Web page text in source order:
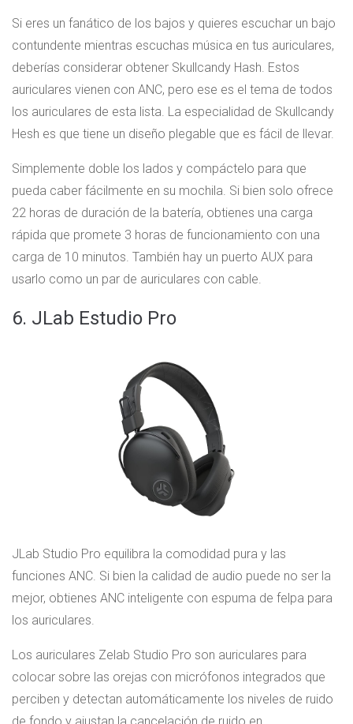
Si eres un fanático de los bajos y quieres escuchar un bajo
contundente mientras escuchas música en tus auriculares,
deberías considerar obtener Skullcandy Hash. Estos
auriculares vienen con ANC, pero ese es el tema de todos
los auriculares de esta lista. La especialidad de Skullcandy
Hesh es que tiene un diseño plegable que es fácil de llevar.
Simplemente doble los lados y compáctelo para que
pueda caber fácilmente en su mochila. Si bien solo ofrece
22 horas de duración de la batería, obtienes una carga
rápida que promete 3 horas de funcionamiento con una
carga de 10 minutos. También hay un puerto AUX para
usarlo como un par de auriculares con cable.
6. JLab Estudio Pro
JLab Studio Pro equilibra la comodidad pura y las
funciones ANC. Si bien la calidad de audio puede no ser la
mejor, obtienes ANC inteligente con espuma de felpa para
los auriculares.
Los auriculares Zelab Studio Pro son auriculares para
colocar sobre las orejas con micrófonos integrados que
perciben y detectan automáticamente los niveles de ruido